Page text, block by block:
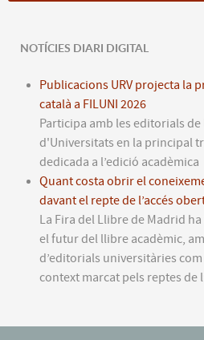
NOTÍCIES DIARI DIGITAL
Publicacions URV projecta la
català a FILUNI 2026
Participa amb les editorials de
d'Universitats en la principal
dedicada a l’edició acadèmica
Quant costa obrir el
davant el repte de l’accés
La Fira del Llibre de Madrid
el futur del llibre acadèmic,
d’editorials universitàries
context marcat pels reptes de